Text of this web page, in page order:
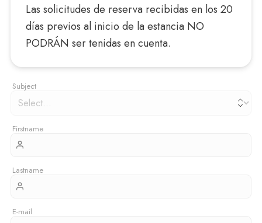
Las solicitudes de reserva recibidas en los 20
días previos al inicio de la estancia NO
PODRÁN ser tenidas en cuenta.
Subject
Firstname
Lastname
E-mail